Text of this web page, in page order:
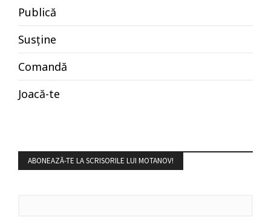
Publică
Susține
Comandă
Joacă-te
ABONEAZĂ-TE LA SCRISORILE LUI MOTANOV!